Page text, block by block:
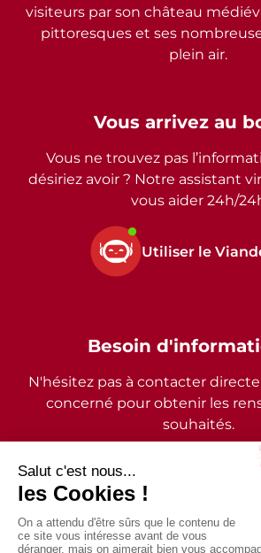
Vous arrivez au
Vous ne trouvez pas
désiriez avoir ? Notre assistant
vous aider 24h/
Utiliser le
visiteurs par son château
pittoresques et ses
plein air.
Besoin
N'hésitez pas à contacter
concerné pour obtenir les
souhaités.
2026 - © Commune de Vianden -
Politique de